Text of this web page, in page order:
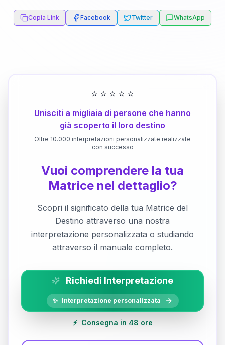
Copia Link Facebook Twitter WhatsApp
⭐ ⭐ ⭐ ⭐ ⭐
Unisciti a migliaia di persone che hanno
già scoperto il loro destino
Oltre 10.000 interpretazioni personalizzate realizzate
con successo
Vuoi comprendere la tua
Matrice nel dettaglio?
Scopri il significato della tua Matrice del
Destino attraverso una nostra
interpretazione personalizzata o studiando
attraverso il manuale completo.
Richiedi Interpretazione
✨ Interpretazione personalizzata
⚡ Consegna in 48 ore